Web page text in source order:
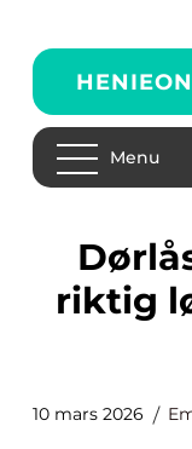
Menu
Dørlås slik velger du
riktig
10 mars 2026